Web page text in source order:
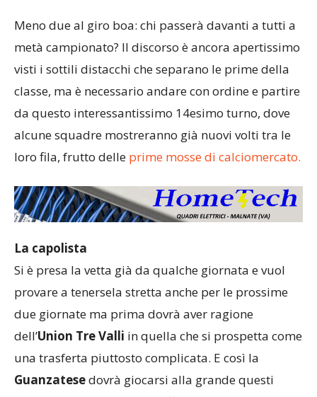
Meno due al giro boa: chi passerà davanti a tutti a
metà campionato? Il discorso è ancora apertissimo
visti i sottili distacchi che separano le prime della
classe, ma è necessario andare con ordine e partire
da questo interessantissimo 14esimo turno, dove
alcune squadre mostreranno già nuovi volti tra le
loro fila, frutto delle prime mosse di calciomercato.
La capolista
Si è presa la vetta già da qualche giornata e vuol
provare a tenersela stretta anche per le prossime
due giornate ma prima dovrà aver ragione
in quella che si prospetta come
una trasferta piuttosto complicata. E così la
dovrà giocarsi alla grande questi